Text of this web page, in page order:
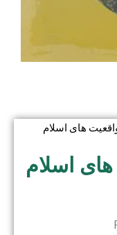
های اسلام
های اسلام